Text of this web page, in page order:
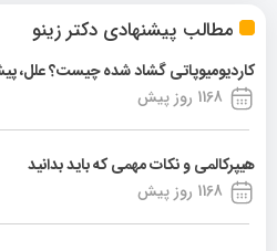
مطالب پیشنهادی دکتر زینو
کاردیومیوپاتی گشاد شده چیست؟ علل،
1168 روز پیش
هیپرکالمی و نکات مهمی که باید بدانید
1168 روز پیش